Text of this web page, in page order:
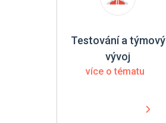
Testování a týmový
vývoj
více o tématu